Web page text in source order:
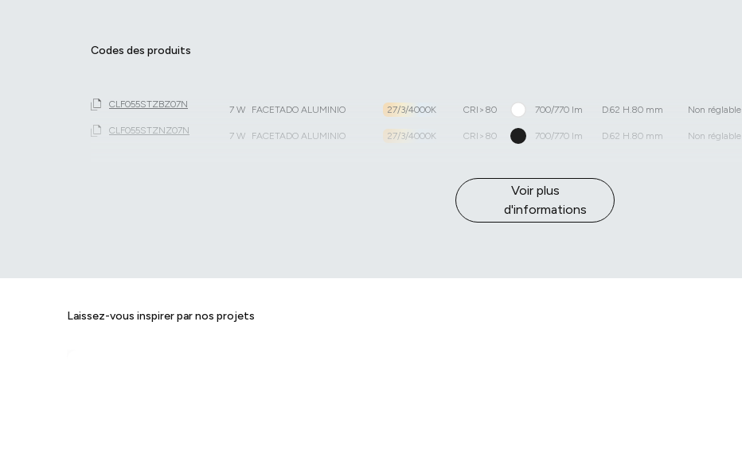
Codes des produits
CLF055STZBZ07N 7 W FACETADO ALUMINIO 27/3/4000K CRI>80 700/770 lm D.62 H.80 mm Non réglable
CLF055STZNZ07N 7 W FACETADO ALUMINIO 27/3/4000K CRI>80 700/770 lm D.62 H.80 mm Non réglable
Voir plus
d'informations
Laissez-vous inspirer par nos projets